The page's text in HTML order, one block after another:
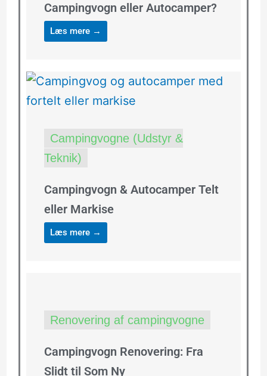
Campingvogn eller Autocamper?
Læs mere →
Campingvogne (Udstyr &
Teknik)
Campingvogn & Autocamper Telt
eller Markise
Læs mere →
Renovering af campingvogne
Campingvogn Renovering: Fra
Slidt til Som Ny